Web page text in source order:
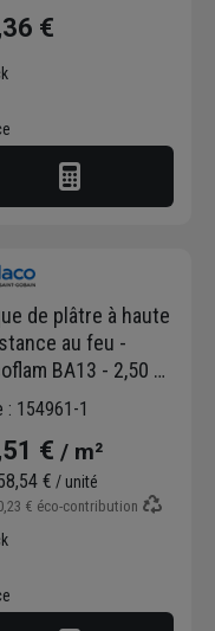
€
de plâtre à haute
au feu -
BA13 - 2,50 M
M - ép. 13,0 MM
: 154961-1
€ / m²
€ / unité
€ éco-contribution